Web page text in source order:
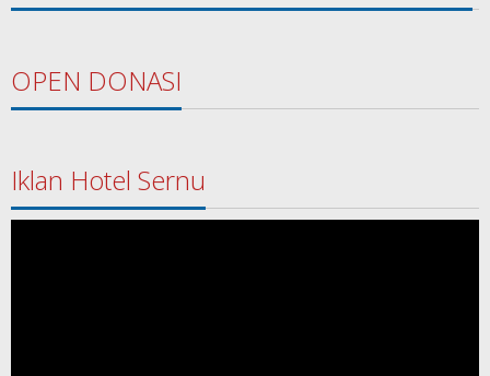
OPEN DONASI
Iklan Hotel Sernu